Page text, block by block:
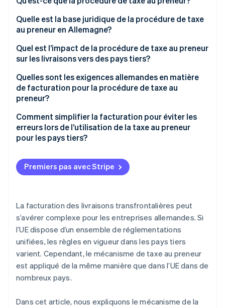
Regarder
Application de la procédure de taxe au preneur
Quelle est la base juridique de la procédure de taxe
au preneur en Allemagne?
Quel est l’impact de la procédure de taxe au preneur
sur les livraisons vers des pays tiers?
Obligations fiscales pour les livraisons vers des pays
tiers
Taxe au preneur dans les pays tiers : cas de la Suisse
Quelles sont les exigences allemandes en matière
de facturation pour la procédure de taxe au
preneur?
Comment simplifier la facturation pour éviter les
erreurs lors de l’utilisation de la taxe au preneur
pour les pays tiers?
Déterminer le lieu de prestation
Indiquer correctement la TVA
au preneur
Utilisez des outils automatisés
Premiers pas avec Stripe
La facturation des livraisons transfrontalières peut
s’avérer complexe pour les entreprises allemandes. Si
l’UE dispose d’un ensemble de réglementations
unifiées, les règles en vigueur dans les pays tiers
varient. Cependant, le mécanisme de taxe au preneur
est appliqué de la même manière que dans l’UE dans de
nombreux pays.
Dans cet article, nous expliquons le mécanisme de la